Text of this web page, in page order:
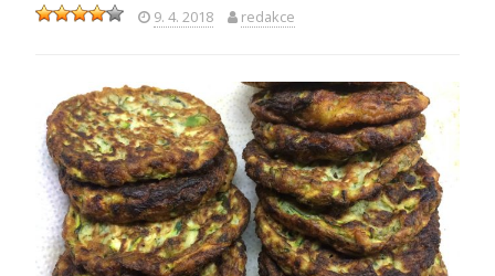
9. 4. 2018 redakce